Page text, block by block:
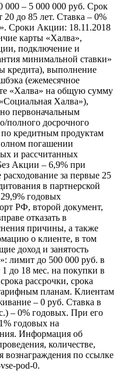
000 – 5 000 000 руб. Срок
до 85 лет. Ставка – 0%
Сроки Акции: 18.11.2018
карты «Халва»,
подключение и
минимальной ставки»
кредита), выполнение
(ежемесячное
«Халва» на общую сумму
Халва»),
первоначальным
полного досрочного
по кредитным продуктам
погашении
и рассчитанных
Акции – 6,9% при
за первые 25
в партнерской
годовых
РФ, второй документ,
отказать в
причины, а также
о клиенте, в том
доход и занятость
лимит до 500 000 руб. в
1 до 18 мес. на покупки в
рассрочки, срока
планам. Клиентам
– 0 руб. Ставка в
– 0% годовых. При его
годовых на
Информация об
количестве,
вознаграждения по ссылке
pod-0.